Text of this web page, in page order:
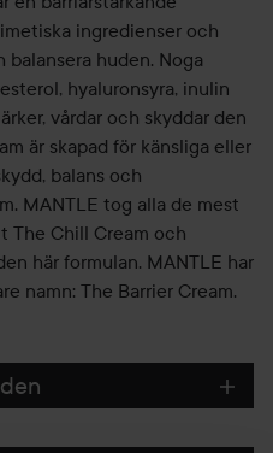
ingredienser och
huden. Noga
hyaluronsyra, inulin
vårdar och skyddar den
är skapad för känsliga eller
balans och
MANTLE tog alla de mest
The Chill Cream och
här formulan. MANTLE har
namn: The Barrier Cream.